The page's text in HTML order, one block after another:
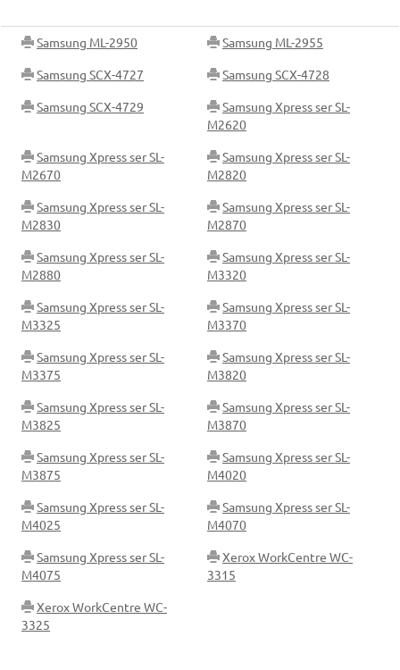
Samsung ML-2950 Samsung ML-2955
Samsung SCX-4727 Samsung SCX-4728
Samsung SCX-4729
Samsung Xpress ser SL-
M2620
Samsung Xpress ser SL-
M2670
Samsung Xpress ser SL-
M2820
Samsung Xpress ser SL-
M2830
Samsung Xpress ser SL-
M2870
Samsung Xpress ser SL-
M2880
Samsung Xpress ser SL-
M3320
Samsung Xpress ser SL-
M3325
Samsung Xpress ser SL-
M3370
Samsung Xpress ser SL-
M3375
Samsung Xpress ser SL-
M3820
Samsung Xpress ser SL-
M3825
Samsung Xpress ser SL-
M3870
Samsung Xpress ser SL-
M3875
Samsung Xpress ser SL-
M4020
Samsung Xpress ser SL-
M4025
Samsung Xpress ser SL-
M4070
Samsung Xpress ser SL-
M4075
Xerox WorkCentre WC-
3315
Xerox WorkCentre WC-
3325